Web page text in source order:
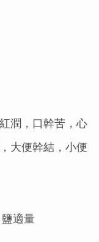
潤，口幹苦，心
大便幹結，小便
適量